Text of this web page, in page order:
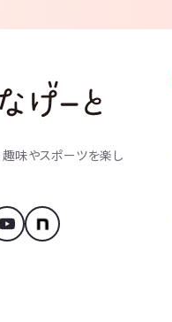
味やスポーツを楽し